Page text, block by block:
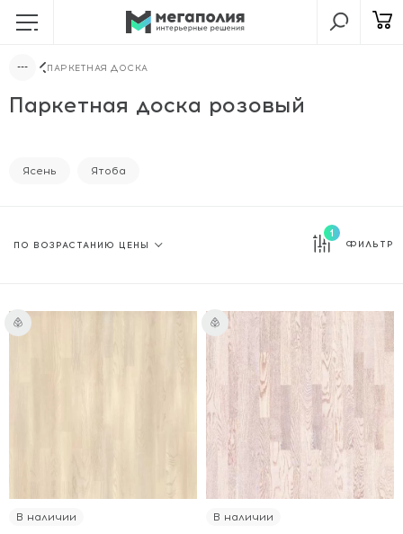
ПАРКЕТНАЯ ДОСКА
Паркетная доска розовый
Ясень Ятоба
1
ФИЛЬТР
В наличии В наличии